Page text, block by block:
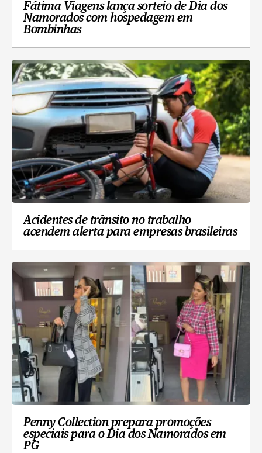
Fátima Viagens lança sorteio de Dia dos
Namorados com hospedagem em
Bombinhas
Acidentes de trânsito no trabalho
acendem alerta para empresas brasileiras
Penny Collection prepara promoções
especiais para o Dia dos Namorados em
PG